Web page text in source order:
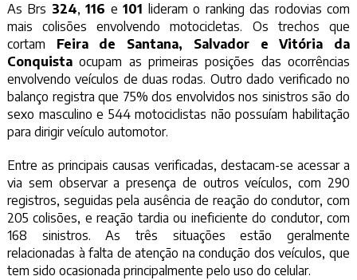
As Brs 324,116 e101 lideram o ranking das rodovias com
mais colisões envolvendo motocicletas. Os trechos que
cortam Feira de Santana, Salvador e Vitória da
Conquistaocupam as primeiras posições das ocorrências
envolvendo veículos de duas rodas. Outro dado verificado no
balanço registra que 75% dos envolvidos nos sinistros são do
sexo masculino e 544 motociclistas não possuíam habilitação
para dirigir veículo automotor.
Entre as principais causas verificadas, destacam-se acessar a
via sem observar a presença de outros veículos, com 290
registros, seguidas pela ausência de reação do condutor, com
205 colisões, e reação tardia ou ineficiente do condutor, com
168 sinistros. As três situações estão geralmente
relacionadas à falta de atenção na condução dos veículos, que
tem sido ocasionada principalmente pelo uso do celular.